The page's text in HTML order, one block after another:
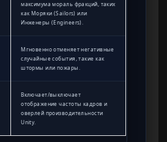
максимума мораль фракций, таких
как Моряки (Sailors) или
Инженеры (Engineers).
Мгновенно отменяет негативные
случайные события, такие как
штормы или пожары.
Включает/выключает
отображение частоты кадров и
оверлей производительности
Unity.